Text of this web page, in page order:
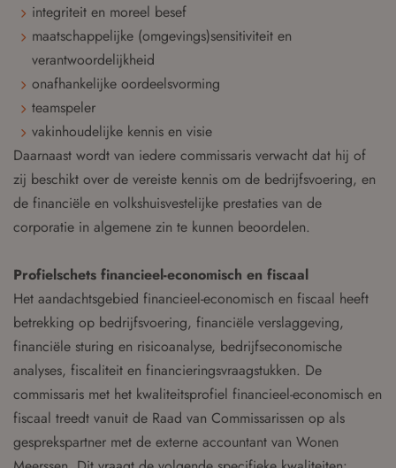
integriteit en moreel besef
maatschappelijke (omgevings)sensitiviteit en
verantwoordelijkheid
onafhankelijke oordeelsvorming
teamspeler
vakinhoudelijke kennis en visie
Daarnaast wordt van iedere commissaris verwacht dat hij of
zij beschikt over de vereiste kennis om de bedrijfsvoering, en
de financiële en volkshuisvestelijke prestaties van de
corporatie in algemene zin te kunnen beoordelen.
Profielschets financieel-economisch en fiscaal
Het aandachtsgebied financieel-economisch en fiscaal heeft
betrekking op bedrijfsvoering, financiële verslaggeving,
financiële sturing en risicoanalyse, bedrijfseconomische
analyses, fiscaliteit en financieringsvraagstukken. De
commissaris met het kwaliteitsprofiel financieel-economisch en
fiscaal treedt vanuit de Raad van Commissarissen op als
gesprekspartner met de externe accountant van Wonen